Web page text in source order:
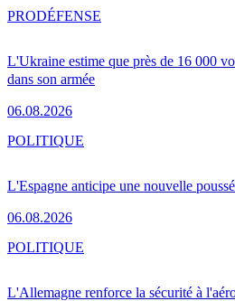
L'Ukraine estime que près de 16 000
dans son armée
06.08.2026
PRODÉFENSE
L'Espagne anticipe une nouvelle
06.08.2026
POLITIQUE
L'Allemagne renforce la sécurité à
POLITIQUE